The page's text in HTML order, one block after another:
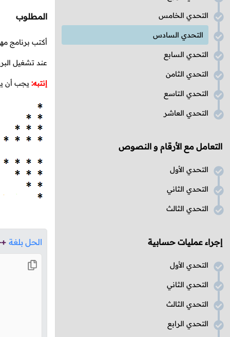
التحدي الخامس
التحدي السادس
التحدي السابع
التحدي الثامن
التحدي التاسع
التحدي العاشر
التعامل مع الأرقام و النصوص
التحدي الأول
التحدي الثاني
التحدي الثالث
إجراء عمليات حسابية
التحدي الأول
التحدي الثاني
التحدي الثالث
التحدي الرابع
المطلوب
أكتب برنامج
عند تشغيل
إنتبه: يجب أن
الحل بلغة